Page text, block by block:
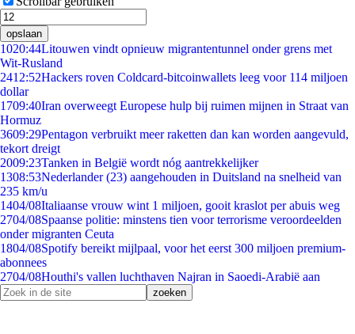
opslaan
1020:44Litouwen vindt opnieuw migrantentunnel onder grens met
Wit-Rusland
2412:52Hackers roven Coldcard-bitcoinwallets leeg voor 114 miljoen
dollar
1709:40Iran overweegt Europese hulp bij ruimen mijnen in Straat van
Hormuz
3609:29Pentagon verbruikt meer raketten dan kan worden aangevuld,
tekort dreigt
2009:23Tanken in België wordt nóg aantrekkelijker
1308:53Nederlander (23) aangehouden in Duitsland na snelheid van
235 km/u
1404/08Italiaanse vrouw wint 1 miljoen, gooit kraslot per abuis weg
2704/08Spaanse politie: minstens tien voor terrorisme veroordeelden
onder migranten Ceuta
1804/08Spotify bereikt mijlpaal, voor het eerst 300 miljoen premium-
abonnees
2704/08Houthi's vallen luchthaven Najran in Saoedi-Arabië aan